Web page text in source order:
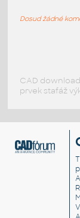
Dosud žádné
CAD
prvek stafáž